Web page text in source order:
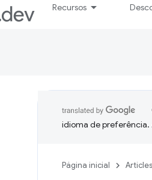
Recursos
idioma de preferência.
Página inicial Articles